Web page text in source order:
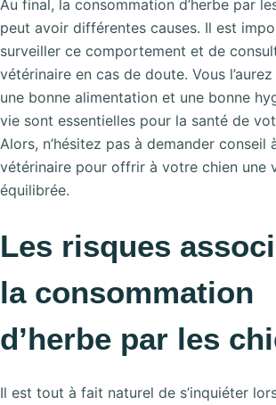
Au final, la consommation d’herbe par
peut avoir différentes causes. Il est
surveiller ce comportement et de
vétérinaire en cas de doute. Vous
une bonne alimentation et une bonne
vie sont essentielles pour la santé de
Alors, n’hésitez pas à demander conseil
vétérinaire pour offrir à votre chien une
équilibrée.
Les risques
la consommation
d’herbe par les
Il est tout à fait naturel de s’inquiéter